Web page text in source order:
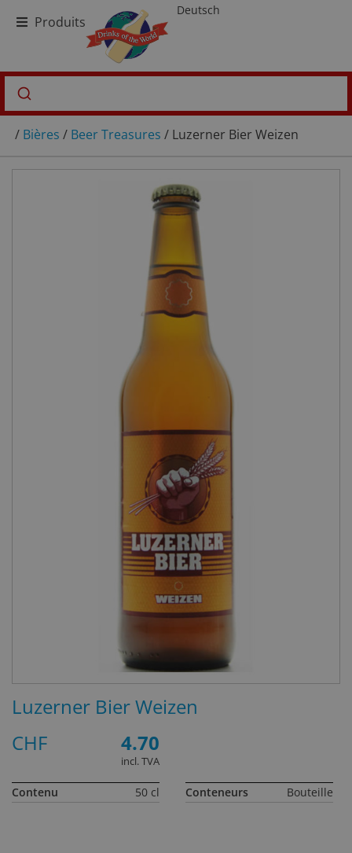
Produits
Deutsch
/ Bières / Beer Treasures / Luzerner Bier Weizen
Luzerner Bier Weizen
CHF
4.70
incl. TVA
Contenu 50 cl Conteneurs Bouteille